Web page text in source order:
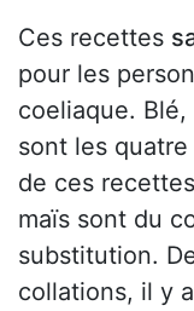
Ces recettes
pour les
coeliaque.
sont les
de ces recettes
maïs sont du
substitution.
collations, il y